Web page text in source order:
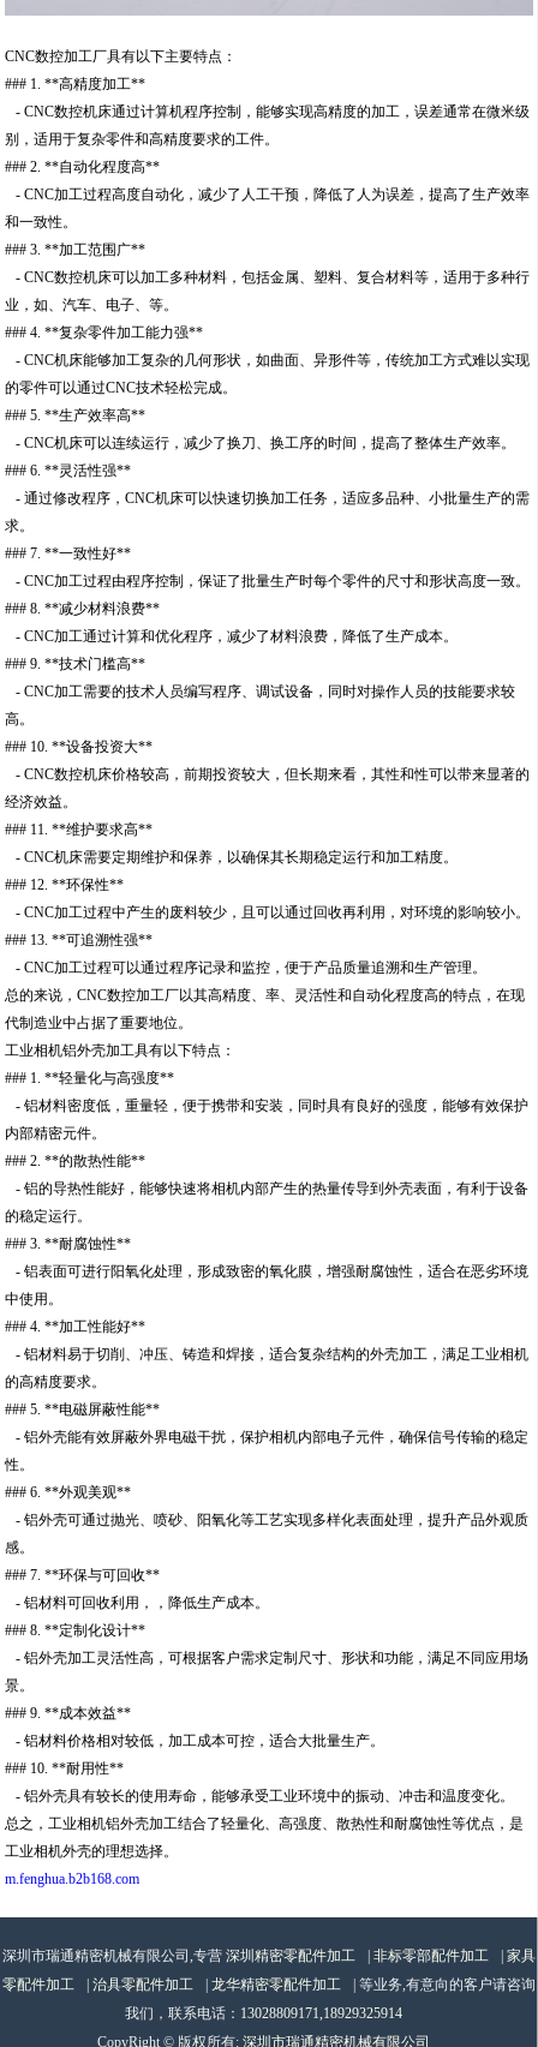
CNC数控加工厂具有以下主要特点：
### 1. **高精度加工**
- CNC数控机床通过计算机程序控制，能够实现高精度的加工，误差通常在微米级
别，适用于复杂零件和高精度要求的工件。
### 2. **自动化程度高**
- CNC加工过程高度自动化，减少了人工干预，降低了人为误差，提高了生产效率
和一致性。
### 3. **加工范围广**
- CNC数控机床可以加工多种材料，包括金属、塑料、复合材料等，适用于多种行
业，如、汽车、电子、等。
### 4. **复杂零件加工能力强**
- CNC机床能够加工复杂的几何形状，如曲面、异形件等，传统加工方式难以实现
的零件可以通过CNC技术轻松完成。
### 5. **生产效率高**
- CNC机床可以连续运行，减少了换刀、换工序的时间，提高了整体生产效率。
### 6. **灵活性强**
- 通过修改程序，CNC机床可以快速切换加工任务，适应多品种、小批量生产的需
求。
### 7. **一致性好**
- CNC加工过程由程序控制，保证了批量生产时每个零件的尺寸和形状高度一致。
### 8. **减少材料浪费**
- CNC加工通过计算和优化程序，减少了材料浪费，降低了生产成本。
### 9. **技术门槛高**
- CNC加工需要的技术人员编写程序、调试设备，同时对操作人员的技能要求较
高。
### 10. **设备投资大**
- CNC数控机床价格较高，前期投资较大，但长期来看，其性和性可以带来显著的
经济效益。
### 11. **维护要求高**
- CNC机床需要定期维护和保养，以确保其长期稳定运行和加工精度。
### 12. **环保性**
- CNC加工过程中产生的废料较少，且可以通过回收再利用，对环境的影响较小。
### 13. **可追溯性强**
- CNC加工过程可以通过程序记录和监控，便于产品质量追溯和生产管理。
总的来说，CNC数控加工厂以其高精度、率、灵活性和自动化程度高的特点，在现
代制造业中占据了重要地位。
工业相机铝外壳加工具有以下特点：
### 1. **轻量化与高强度**
- 铝材料密度低，重量轻，便于携带和安装，同时具有良好的强度，能够有效保护
内部精密元件。
### 2. **的散热性能**
- 铝的导热性能好，能够快速将相机内部产生的热量传导到外壳表面，有利于设备
的稳定运行。
### 3. **耐腐蚀性**
- 铝表面可进行阳氧化处理，形成致密的氧化膜，增强耐腐蚀性，适合在恶劣环境
中使用。
### 4. **加工性能好**
- 铝材料易于切削、冲压、铸造和焊接，适合复杂结构的外壳加工，满足工业相机
的高精度要求。
### 5. **电磁屏蔽性能**
- 铝外壳能有效屏蔽外界电磁干扰，保护相机内部电子元件，确保信号传输的稳定
性。
### 6. **外观美观**
- 铝外壳可通过抛光、喷砂、阳氧化等工艺实现多样化表面处理，提升产品外观质
感。
### 7. **环保与可回收**
- 铝材料可回收利用，，降低生产成本。
### 8. **定制化设计**
- 铝外壳加工灵活性高，可根据客户需求定制尺寸、形状和功能，满足不同应用场
景。
### 9. **成本效益**
- 铝材料价格相对较低，加工成本可控，适合大批量生产。
### 10. **耐用性**
- 铝外壳具有较长的使用寿命，能够承受工业环境中的振动、冲击和温度变化。
总之，工业相机铝外壳加工结合了轻量化、高强度、散热性和耐腐蚀性等优点，是
工业相机外壳的理想选择。
m.fenghua.b2b168.com
深圳市瑞通精密机械有限公司,专营 深圳精密零配件加工 | 非标零部配件加工 | 家具
零配件加工
| 治具零配件加工 | 龙华精密零配件加工
| 等业务,有意向的客户请咨询
我们，联系电话： 13028809171,18929325914
CopyRight © 版权所有: 深圳市瑞通精密机械有限公司